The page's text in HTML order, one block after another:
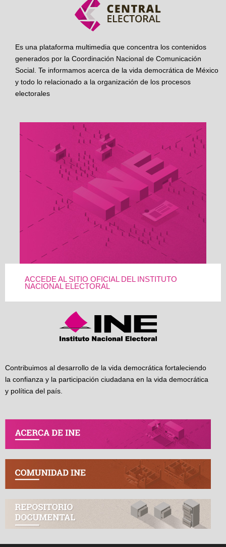
Es una plataforma multimedia que concentra los contenidos
generados por la Coordinación Nacional de Comunicación
Social. Te informamos acerca de la vida democrática de México
y todo lo relacionado a la organización de los procesos
electorales
ACCEDE AL SITIO OFICIAL DEL INSTITUTO
NACIONAL ELECTORAL
Contribuimos al desarrollo de la vida democrática fortaleciendo
la confianza y la participación ciudadana en la vida democrática
y política del país.